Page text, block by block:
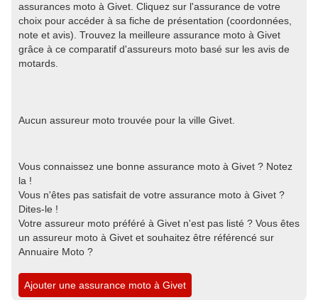
assurances moto à Givet. Cliquez sur l'assurance de votre
choix pour accéder à sa fiche de présentation (coordonnées,
note et avis). Trouvez la meilleure assurance moto à Givet
grâce à ce comparatif d'assureurs moto basé sur les avis de
motards.
Aucun assureur moto trouvée pour la ville Givet.
Vous connaissez une bonne assurance moto à Givet ? Notez
la !
Vous n'êtes pas satisfait de votre assurance moto à Givet ?
Dites-le !
Votre assureur moto préféré à Givet n'est pas listé ? Vous êtes
un assureur moto à Givet et souhaitez être référencé sur
Annuaire Moto ?
Ajouter une assurance moto à Givet